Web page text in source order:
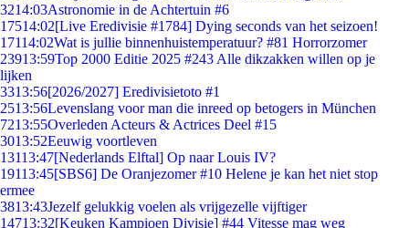
3214:03Astronomie in de Achtertuin #6
17514:02[Live Eredivisie #1784] Dying seconds van het seizoen!
17114:02Wat is jullie binnenhuistemperatuur? #81 Horrorzomer
23913:59Top 2000 Editie 2025 #243 Alle dikzakken willen op je
lijken
3313:56[2026/2027] Eredivisietoto #1
2513:56Levenslang voor man die inreed op betogers in München
7213:55Overleden Acteurs & Actrices Deel #15
3013:52Eeuwig voortleven
13113:47[Nederlands Elftal] Op naar Louis IV?
19113:45[SBS6] De Oranjezomer #10 Helene je kan het niet stop
ermee
3813:43Jezelf gelukkig voelen als vrijgezelle vijftiger
14713:32[Keuken Kampioen Divisie] #44 Vitesse mag weg